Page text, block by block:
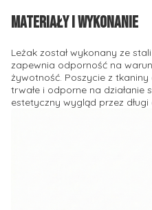
Materiały i wykonanie
Leżak został wykonany ze
zapewnia odporność na
żywotność. Poszycie z
trwałe i odporne na działanie
estetyczny wygląd przez długi